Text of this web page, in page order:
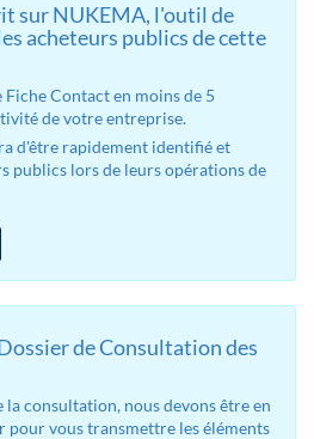
sur NUKEMA, l'outil de
acheteurs publics de cette
Contact en moins de 5
de votre entreprise.
d'être rapidement identifié et
publics lors de leurs opérations de
de Consultation des
la consultation, nous devons être en
pour vous transmettre les éléments